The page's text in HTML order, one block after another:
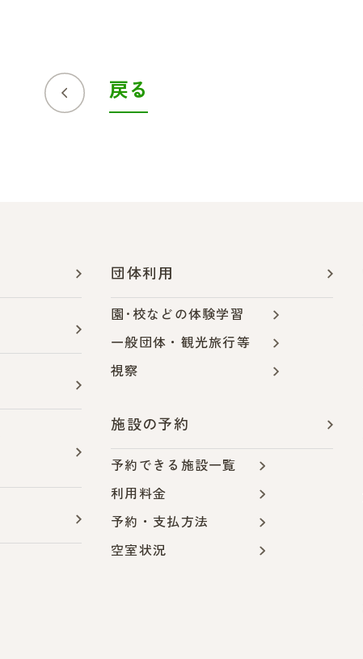
戻る
団体利用
園･校などの体験学習
一般団体・観光旅行等
視察
施設の予約
予約できる施設一覧
利用料金
予約・支払方法
空室状況